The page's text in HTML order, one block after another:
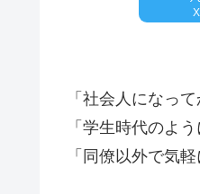
X
「社会人になっ
「学生時代のよ
「同僚以外で気